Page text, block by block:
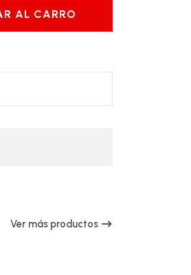
AL CARRO
Ver más productos